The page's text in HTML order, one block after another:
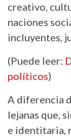
creativo,
naciones
incluyentes,
(Puede leer:
políticos)
A diferencia
lejanas que,
e identitaria,